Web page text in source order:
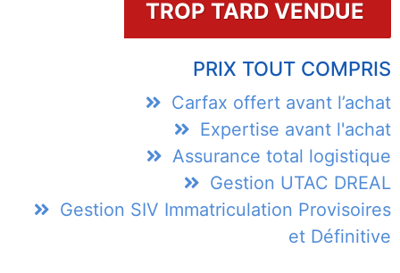
TROP TARD VENDUE
PRIX TOUT COMPRIS
Carfax offert avant l’achat
Expertise avant l'achat
Assurance total logistique
Gestion UTAC DREAL
Gestion SIV Immatriculation Provisoires
et Définitive